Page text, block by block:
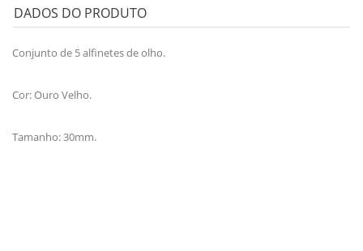
DADOS DO PRODUTO
Conjunto de 5 alfinetes de olho.
Cor: Ouro Velho.
Tamanho: 30mm.